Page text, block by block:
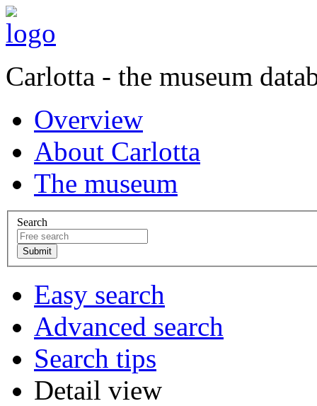
Carlotta - the museum
Overview
About Carlotta
The museum
Search
Easy search
Advanced search
Search tips
Detail view